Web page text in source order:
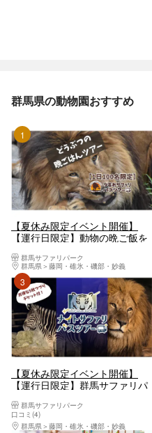
群馬県の動物園おすすめ
1位
【夏休み限定イベント開催】
【運行日限定】動物の晩ご飯を
リバスツアー」
群馬サファリパーク
群馬県
藤岡・碓氷・磯部・妙義
3位
【夏休み限定イベント開催】
【運行日限定】群馬サファリパ
ー 群馬サファリパーク
口コミ(4)
群馬県
藤岡・碓氷・磯部・妙義